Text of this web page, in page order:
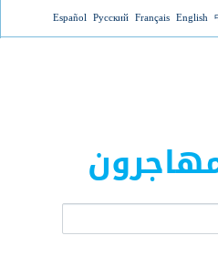
Jump to
English
Français
Русский
Español